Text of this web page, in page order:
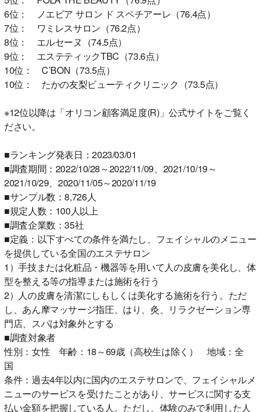
6位： ノエビア サロン ド スペチアーレ（76.4点）
7位： ワミレスサロン（76.2点）
8位： エルセーヌ（74.5点）
9位： エステティックTBC（73.6点）
10位： C’BON（73.5点）
10位： たかの友梨ビューティクリニック（73.5点）
※12位以降は「オリコン顧客満足度(R)」公式サイトをご覧く
ださい。
■ランキング発表日：2023/03/01
■調査期間：2022/10/28～2022/11/09、2021/10/19～
2021/10/29、2020/11/05～2020/11/19
■サンプル数：8,726人
■規定人数：100人以上
■調査企業数：35社
■定義：以下すべての条件を満たし、フェイシャルのメニュー
を提供している全国のエステサロン
1）手技または化粧品・機器等を用いて人の皮膚を美化し、体
型を整える等の指導または施術を行う
2）人の皮膚を清潔にしもしくは美化する施術を行う。ただ
し、あん摩マッサージ指圧、はり、灸、リラクゼーション専
門店、スパは対象外とする
■調査対象者
性別：女性 年齢：18～69歳（高校生は除く） 地域：全
国
条件：過去4年以内に国内のエステサロンで、フェイシャルメ
ニューのサービスを受けたことがあり、サービスに関する支
払い金額を把握している人。ただし、体験のみで利用した人